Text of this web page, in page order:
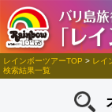
レインボーツアーTOP > レイ
検索結果一覧